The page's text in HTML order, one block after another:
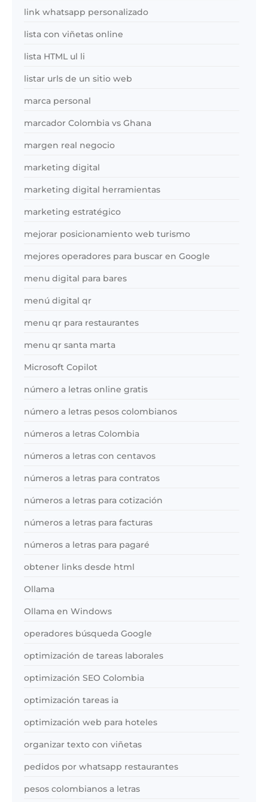
link whatsapp personalizado
lista con viñetas online
lista HTML ul li
listar urls de un sitio web
marca personal
marcador Colombia vs Ghana
margen real negocio
marketing digital
marketing digital herramientas
marketing estratégico
mejorar posicionamiento web turismo
mejores operadores para buscar en Google
menu digital para bares
menú digital qr
menu qr para restaurantes
menu qr santa marta
Microsoft Copilot
número a letras online gratis
número a letras pesos colombianos
números a letras Colombia
números a letras con centavos
números a letras para contratos
números a letras para cotización
números a letras para facturas
números a letras para pagaré
obtener links desde html
Ollama
Ollama en Windows
operadores búsqueda Google
optimización de tareas laborales
optimización SEO Colombia
optimización tareas ia
optimización web para hoteles
organizar texto con viñetas
pedidos por whatsapp restaurantes
pesos colombianos a letras